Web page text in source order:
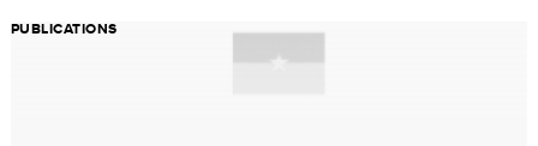
PUBLICATIONS